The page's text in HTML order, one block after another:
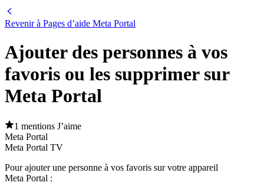
Revenir à Pages d’aide Meta Portal
Ajouter des personnes à vos
favoris ou les supprimer sur
Meta Portal
1 mentions J’aime
Meta Portal
Meta Portal TV
Pour ajouter une personne à vos favoris sur votre appareil
Meta Portal :